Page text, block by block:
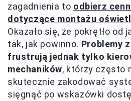
zagadnienia to odbierz
dotyczące montażu
Okazało się, że pokrętło od
tak, jak powinno. Problemy
frustrują jednak tylko
mechaników, którzy często
skutecznie zakodować
sięgnąć po wskazówki